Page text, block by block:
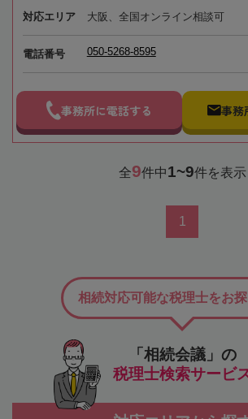
対応エリア 大阪、全国オンライン相談可
電話番号 050-5268-8595
事務所に電話する 事務
全9件中1~9件を表示
1
「相続会議」の
税理士検索サービ
相続対応可能な税理士をお